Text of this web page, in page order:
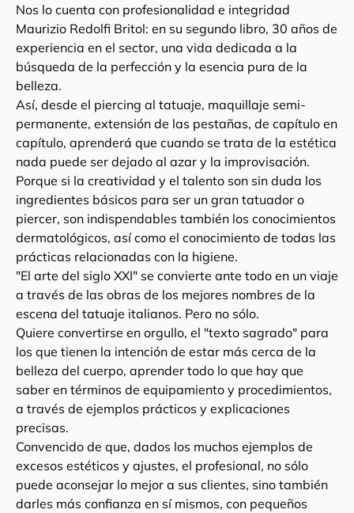
Nos lo cuenta con profesionalidad e integridad
Maurizio Redolfi Britol: en su segundo libro, 30 años de
experiencia en el sector, una vida dedicada a la
búsqueda de la perfección y la esencia pura de la
belleza.
Así, desde el piercing al tatuaje, maquillaje semi-
permanente, extensión de las pestañas, de capítulo en
capítulo, aprenderá que cuando se trata de la estética
nada puede ser dejado al azar y la improvisación.
Porque si la creatividad y el talento son sin duda los
ingredientes básicos para ser un gran tatuador o
piercer, son indispendables también los conocimientos
dermatológicos, así como el conocimiento de todas las
prácticas relacionadas con la higiene.
"El arte del siglo XXI" se convierte ante todo en un viaje
a través de las obras de los mejores nombres de la
escena del tatuaje italianos. Pero no sólo.
Quiere convertirse en orgullo, el "texto sagrado" para
los que tienen la intención de estar más cerca de la
belleza del cuerpo, aprender todo lo que hay que
saber en términos de equipamiento y procedimientos,
a través de ejemplos prácticos y explicaciones
precisas.
Convencido de que, dados los muchos ejemplos de
excesos estéticos y ajustes, el profesional, no sólo
puede aconsejar lo mejor a sus clientes, sino también
darles más confianza en sí mismos, con pequeños